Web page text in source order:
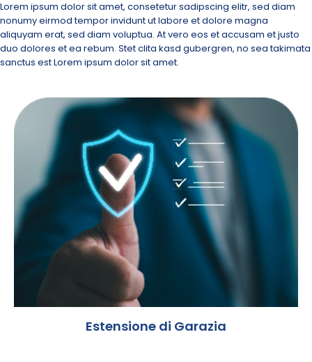
Lorem ipsum dolor sit amet, consetetur sadipscing elitr, sed diam
nonumy eirmod tempor invidunt ut labore et dolore magna
aliquyam erat, sed diam voluptua. At vero eos et accusam et justo
duo dolores et ea rebum. Stet clita kasd gubergren, no sea takimata
sanctus est Lorem ipsum dolor sit amet.
Estensione di Garazia